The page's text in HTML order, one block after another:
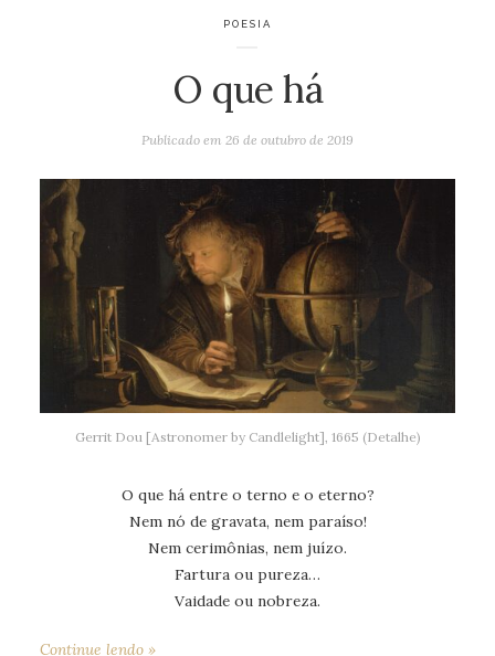
POESIA
O que há
Publicado em 26 de outubro de 2019
Gerrit Dou [Astronomer by Candlelight], 1665 (Detalhe)
O que há entre o terno e o eterno?
Nem nó de gravata, nem paraíso!
Nem cerimônias, nem juízo.
Fartura ou pureza…
Vaidade ou nobreza.
Continue lendo »